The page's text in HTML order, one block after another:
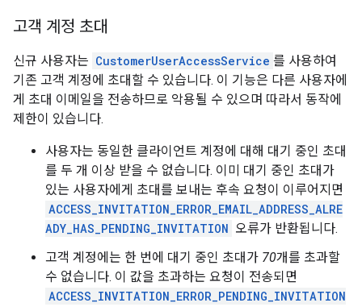
고객 계정 초대
신규 사용자는 CustomerUserAccessService 를 사용하여
기존 고객 계정에 초대할 수 있습니다. 이 기능은 다른 사용자에
게 초대 이메일을 전송하므로 악용될 수 있으며 따라서 동작에
제한이 있습니다.
사용자는 동일한 클라이언트 계정에 대해 대기 중인 초대
를 두 개 이상 받을 수 없습니다. 이미 대기 중인 초대가
있는 사용자에게 초대를 보내는 후속 요청이 이루어지면
ACCESS_INVITATION_ERROR_EMAIL_ADDRESS_ALRE
ADY_HAS_PENDING_INVITATION 오류가 반환됩니다.
고객 계정에는 한 번에 대기 중인 초대가 70개를 초과할
수 없습니다. 이 값을 초과하는 요청이 전송되면
ACCESS_INVITATION_ERROR_PENDING_INVITATION